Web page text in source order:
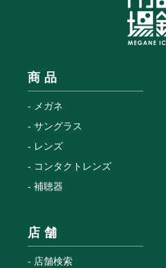
商 品
メガネ
サングラス
レンズ
コンタクトレンズ
補聴器
店 舗
店舗検索